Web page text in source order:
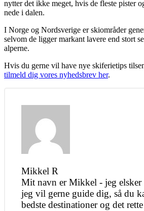
nytter det ikke meget, hvis de fleste pister
nede i dalen.
I Norge og Nordsverige er skiområder
selvom de ligger markant lavere end stort
alperne.
Hvis du gerne vil have nye skiferietips
tilmeld dig vores nyhedsbrev her.
Mikkel R
Mit navn er Mikkel - jeg elsker
jeg vil gerne guide dig, så du
bedste destinationer og det